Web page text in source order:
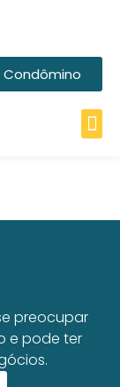
preocupar
e pode ter